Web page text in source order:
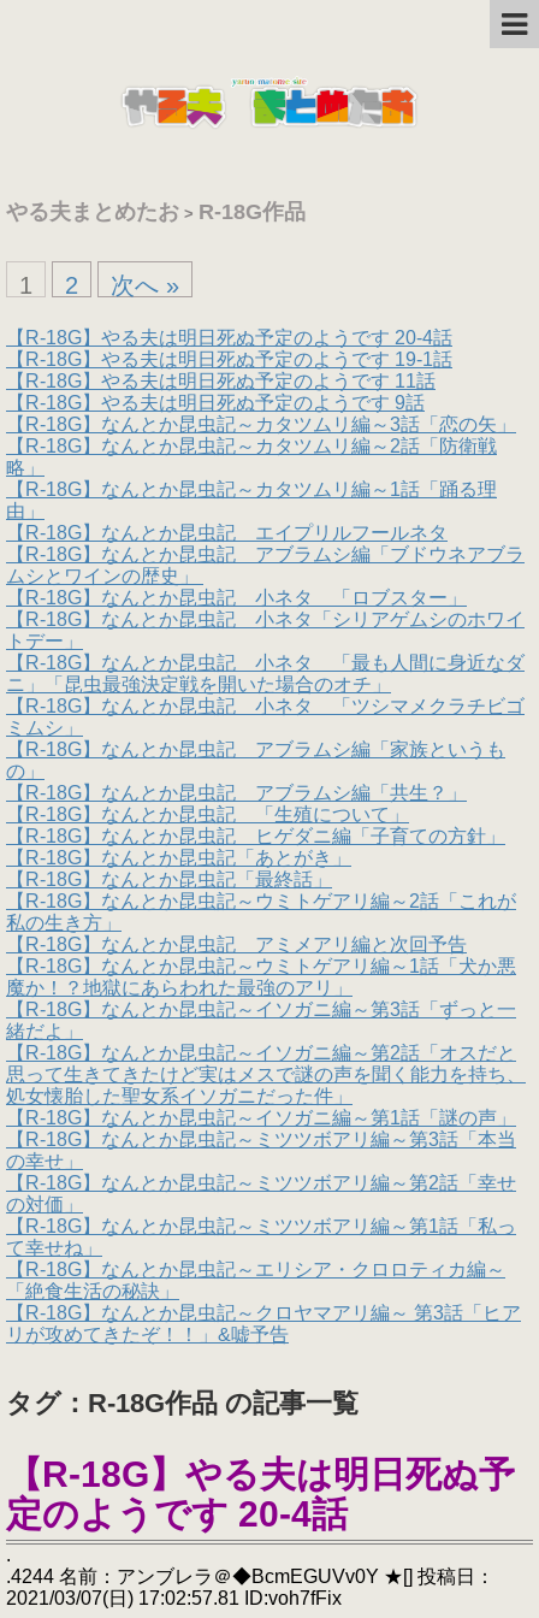
やる夫まとめたお > R-18G作品
1 2 次へ »
【R-18G】やる夫は明日死ぬ予定のようです 20-4話
【R-18G】やる夫は明日死ぬ予定のようです 19-1話
【R-18G】やる夫は明日死ぬ予定のようです 11話
【R-18G】やる夫は明日死ぬ予定のようです 9話
【R-18G】なんとか昆虫記～カタツムリ編～3話「恋の矢」
【R-18G】なんとか昆虫記～カタツムリ編～2話「防衛戦
略」
【R-18G】なんとか昆虫記～カタツムリ編～1話「踊る理
由」
【R-18G】なんとか昆虫記 エイプリルフールネタ
【R-18G】なんとか昆虫記 アブラムシ編「ブドウネアブラ
ムシとワインの歴史」
【R-18G】なんとか昆虫記 小ネタ 「ロブスター」
【R-18G】なんとか昆虫記 小ネタ「シリアゲムシのホワイ
トデー」
【R-18G】なんとか昆虫記 小ネタ 「最も人間に身近なダ
ニ」「昆虫最強決定戦を開いた場合のオチ」
【R-18G】なんとか昆虫記 小ネタ 「ツシマメクラチビゴ
ミムシ」
【R-18G】なんとか昆虫記 アブラムシ編「家族というも
の」
【R-18G】なんとか昆虫記 アブラムシ編「共生？」
【R-18G】なんとか昆虫記 「生殖について」
【R-18G】なんとか昆虫記 ヒゲダニ編「子育ての方針」
【R-18G】なんとか昆虫記「あとがき」
【R-18G】なんとか昆虫記「最終話」
【R-18G】なんとか昆虫記～ウミトゲアリ編～2話「これが
私の生き方」
【R-18G】なんとか昆虫記 アミメアリ編と次回予告
【R-18G】なんとか昆虫記～ウミトゲアリ編～1話「犬か悪
魔か！？地獄にあらわれた最強のアリ」
【R-18G】なんとか昆虫記～イソガニ編～第3話「ずっと一
緒だよ」
【R-18G】なんとか昆虫記～イソガニ編～第2話「オスだと
思って生きてきたけど実はメスで謎の声を聞く能力を持ち、
処女懐胎した聖女系イソガニだった件」
【R-18G】なんとか昆虫記～イソガニ編～第1話「謎の声」
【R-18G】なんとか昆虫記～ミツツボアリ編～第3話「本当
の幸せ」
【R-18G】なんとか昆虫記～ミツツボアリ編～第2話「幸せ
の対価」
【R-18G】なんとか昆虫記～ミツツボアリ編～第1話「私っ
て幸せね」
【R-18G】なんとか昆虫記～エリシア・クロロティカ編～
「絶食生活の秘訣」
【R-18G】なんとか昆虫記～クロヤマアリ編～ 第3話「ヒア
リが攻めてきたぞ！！」&嘘予告
タグ：R-18G作品 の記事一覧
【R-18G】やる夫は明日死ぬ予
定のようです 20-4話
.
.4244 名前：アンブレラ＠◆BcmEGUVv0Y ★[] 投稿日：
2021/03/07(日) 17:02:57.81 ID:voh7fFix